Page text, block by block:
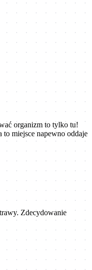
organizm to tylko tu!
to miejsce napewno oddaje
Zdecydowanie